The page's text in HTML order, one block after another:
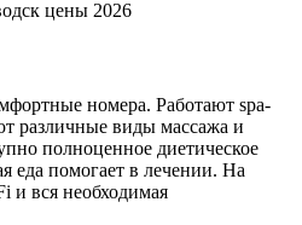
номера. Работают spa-
различные виды массажа и
полноценное диетическое
еда помогает в лечении. На
и вся необходимая